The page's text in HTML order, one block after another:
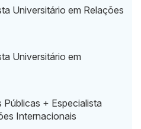
Universitário em Relações
Universitário em
Públicas + Especialista
Internacionais